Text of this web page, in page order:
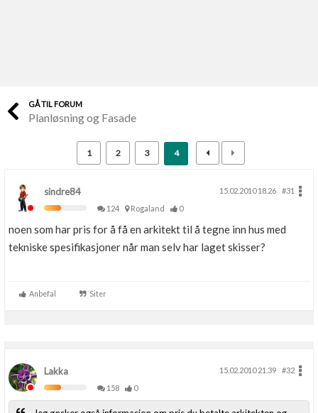
Finn håndverkere
Skaff dokumentasjon som mangler
Kundeservice
Få svar på det du lurer på
Se din bolig? Klikk her
GÅ TIL FORUM
Planløsning og Fasade
1 2 3 4
sindre84 15.02.2010 18.26
#31
124
Rogaland 0
noen som har pris for å få en arkitekt til å tegne inn hus med
tekniske spesifikasjoner når man selv har laget skisser?
Anbefal Siter
Lakka 15.02.2010 21.39
#32
158
0